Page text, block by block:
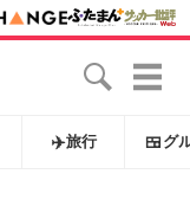
✈️旅行 🍱 グ